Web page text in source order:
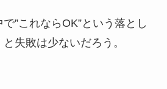
”これならOK”という落とし
失敗は少ないだろう。